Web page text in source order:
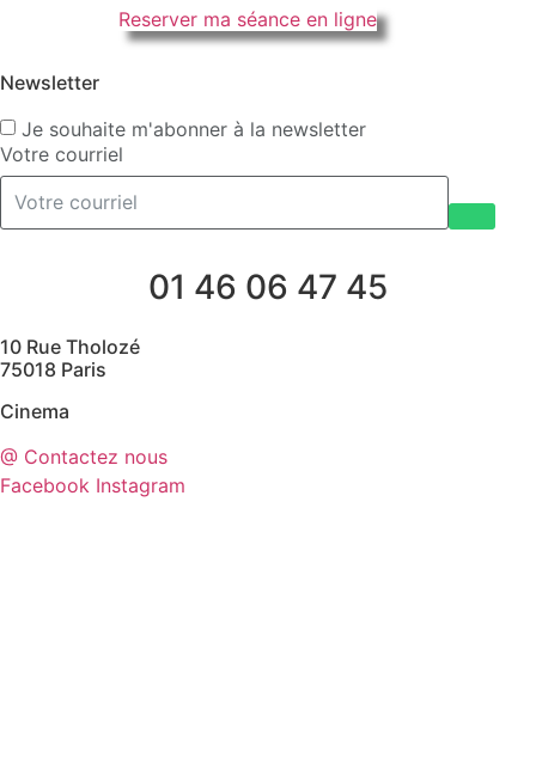
Reserver ma séance en ligne
Newsletter
Je souhaite m'abonner à la newsletter
Votre courriel
01 46 06 47 45
10 Rue Tholozé
75018 Paris
Cinema
@ Contactez nous
Facebook Instagram